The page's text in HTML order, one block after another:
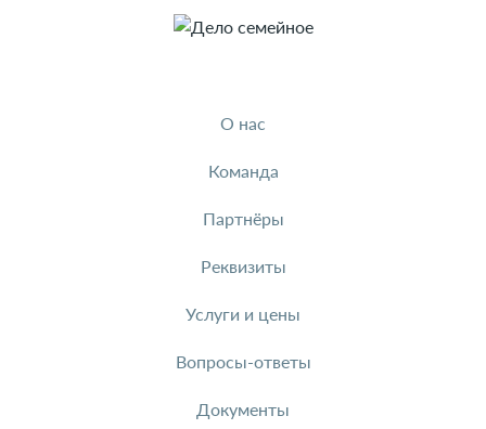
О нас
Команда
Партнёры
Реквизиты
Услуги и цены
Вопросы-ответы
Документы